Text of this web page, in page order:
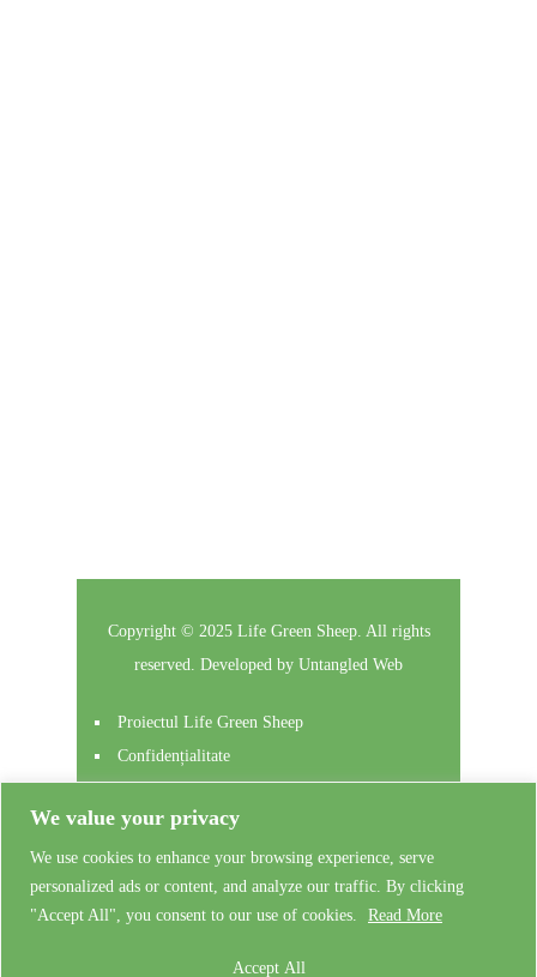
We value your privacy
We use cookies to enhance your browsing experience, serve
personalized ads or content, and analyze our traffic. By clicking
"Accept All", you consent to our use of cookies.
Read More
Accept All
Copyright © 2025 Life Green Sheep. All rights
reserved. Developed by Untangled Web
Proiectul Life Green Sheep
Confidențialitate
Autentificare
Privé : Private: Private: Private: Private:
Admin Training